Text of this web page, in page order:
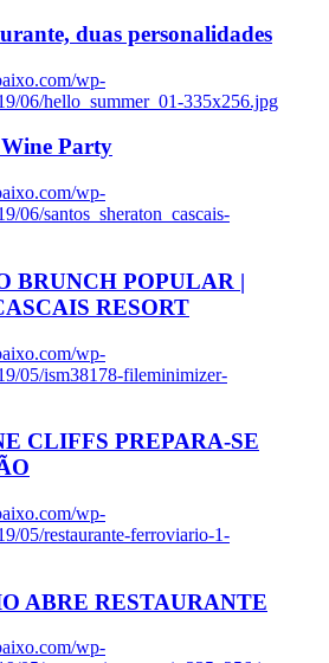
duas personalidades
wp-
06/hello_summer_01-335x256.jpg
Party
wp-
06/santos_sheraton_cascais-
BRUNCH POPULAR |
RESORT
wp-
05/ism38178-fileminimizer-
CLIFFS PREPARA-SE
wp-
05/restaurante-ferroviario-1-
ABRE RESTAURANTE
wp-